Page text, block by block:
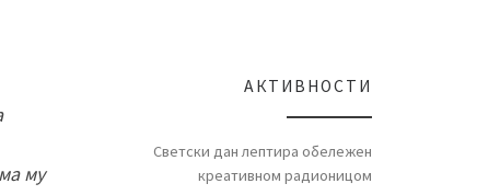
му
АКТИВНОСТИ
Светски дан лептира обележен
креативном радионицом